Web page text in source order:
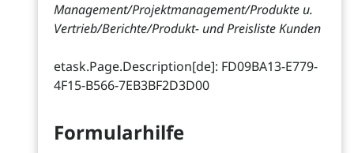
Management/Projektmanagement/Produkte u.
Vertrieb/Berichte/Produkt- und Preisliste Kunden
etask.Page.Description[de]: FD09BA13-E779-
4F15-B566-7EB3BF2D3D00
Formularhilfe